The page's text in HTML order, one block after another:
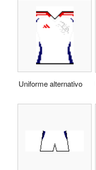
Uniforme alternativo